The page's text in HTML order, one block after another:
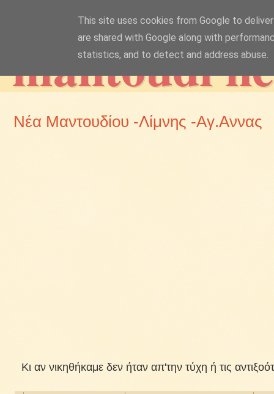
mantoudi
Νέα Μαντουδίου -Λίμνης -Αγ.Αννας
Kι αν νικηθήκαμε δεν ήταν απ'την τύχη ή τις
This site uses cookies from Google to
are shared with Google along with
statistics, and to detect and address abuse.